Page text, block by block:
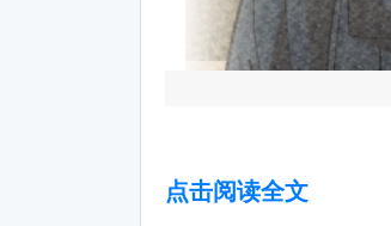
点击阅读全文